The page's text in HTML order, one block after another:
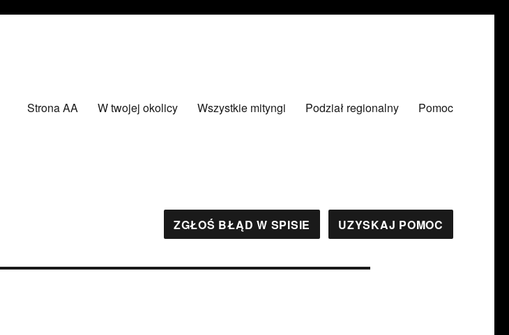
Strona AA W twojej okolicy Wszystkie mityngi Podział regionalny Pomoc
ZGŁOŚ BŁĄD W SPISIE UZYSKAJ POMOC